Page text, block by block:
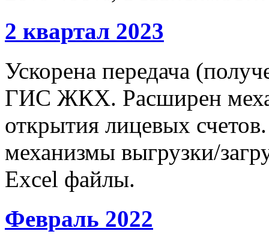
2 квартал 2023
Ускорена передача
ГИС ЖКХ. Расширен
открытия лицевых
механизмы выгрузки/
Excel файлы.
Февраль 2022